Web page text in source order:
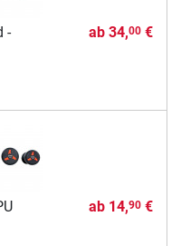
-
ab 34,00€
ab 14,90€